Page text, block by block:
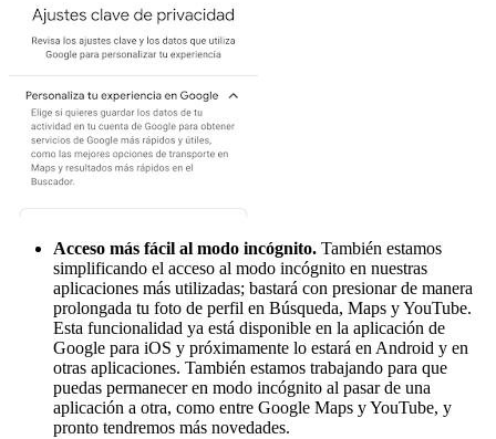
Acceso más fácil al modo incógnito. También estamos
simplificando el acceso al modo incógnito en nuestras
aplicaciones más utilizadas; bastará con presionar de manera
prolongada tu foto de perfil en Búsqueda, Maps y YouTube.
Esta funcionalidad ya está disponible en la aplicación de
Google para iOS y próximamente lo estará en Android y en
otras aplicaciones. También estamos trabajando para que
puedas permanecer en modo incógnito al pasar de una
aplicación a otra, como entre Google Maps y YouTube, y
pronto tendremos más novedades.